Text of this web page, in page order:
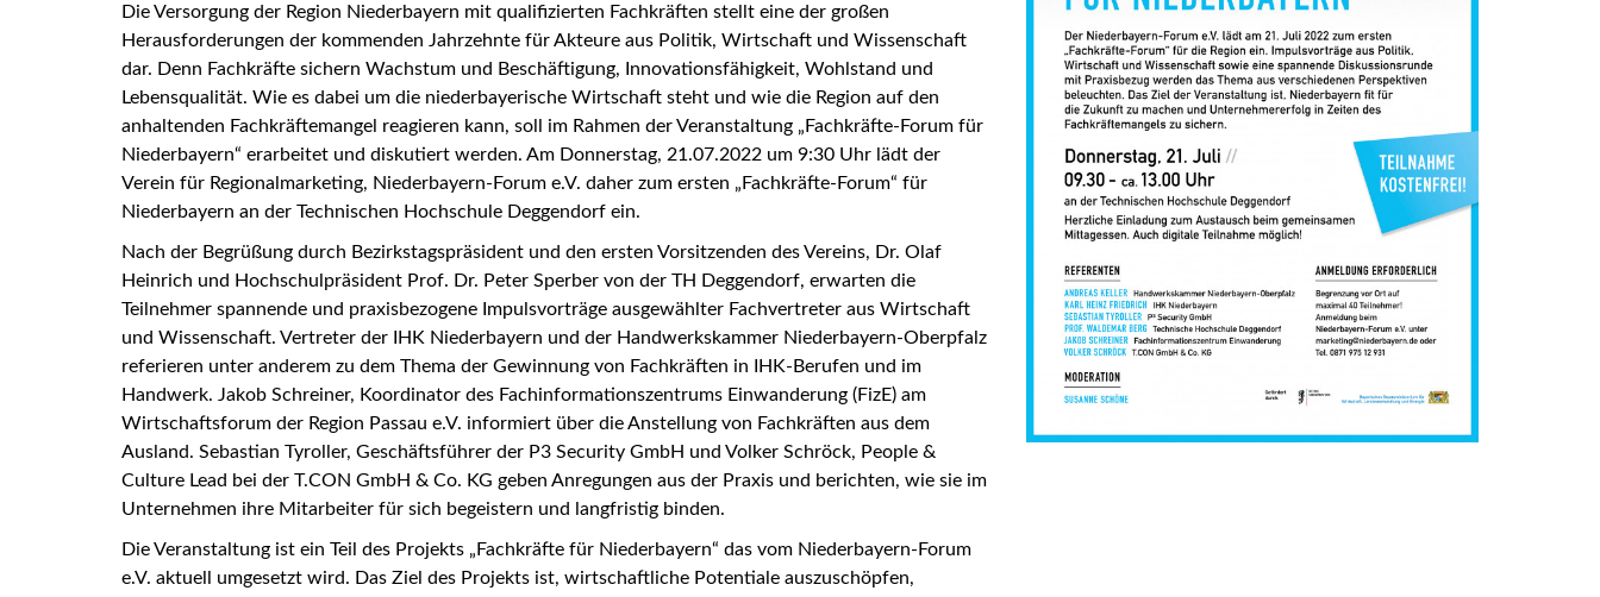
Die Versorgung der Region Niederbayern mit qualifizierten Fachkräften stellt eine der großen
Herausforderungen der kommenden Jahrzehnte für Akteure aus Politik, Wirtschaft und Wissenschaft
dar. Denn Fachkräfte sichern Wachstum und Beschäftigung, Innovationsfähigkeit, Wohlstand und
Lebensqualität. Wie es dabei um die niederbayerische Wirtschaft steht und wie die Region auf den
anhaltenden Fachkräftemangel reagieren kann, soll im Rahmen der Veranstaltung „Fachkräfte-Forum für
Niederbayern“ erarbeitet und diskutiert werden. Am Donnerstag, 21.07.2022 um 9:30 Uhr lädt der
Verein für Regionalmarketing, Niederbayern-Forum e.V. daher zum ersten „Fachkräfte-Forum“ für
Niederbayern an der Technischen Hochschule Deggendorf ein.
Nach der Begrüßung durch Bezirkstagspräsident und den ersten Vorsitzenden des Vereins, Dr. Olaf
Heinrich und Hochschulpräsident Prof. Dr. Peter Sperber von der TH Deggendorf, erwarten die
Teilnehmer spannende und praxisbezogene Impulsvorträge ausgewählter Fachvertreter aus Wirtschaft
und Wissenschaft. Vertreter der IHK Niederbayern und der Handwerkskammer Niederbayern-Oberpfalz
referieren unter anderem zu dem Thema der Gewinnung von Fachkräften in IHK-Berufen und im
Handwerk. Jakob Schreiner, Koordinator des Fachinformationszentrums Einwanderung (FizE) am
Wirtschaftsforum der Region Passau e.V. informiert über die Anstellung von Fachkräften aus dem
Ausland. Sebastian Tyroller, Geschäftsführer der P3 Security GmbH und Volker Schröck, People &
Culture Lead bei der T.CON GmbH & Co. KG geben Anregungen aus der Praxis und berichten, wie sie im
Unternehmen ihre Mitarbeiter für sich begeistern und langfristig binden.
Die Veranstaltung ist ein Teil des Projekts „Fachkräfte für Niederbayern“ das vom Niederbayern-Forum
e.V. aktuell umgesetzt wird. Das Ziel des Projekts ist, wirtschaftliche Potentiale auszuschöpfen,